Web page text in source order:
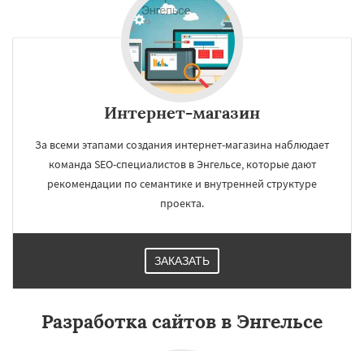
Интернет-магазин
За всеми этапами создания интернет-магазина наблюдает
команда SEO-специалистов в Энгельсе, которые дают
рекомендации по семантике и внутренней структуре
проекта.
ЗАКАЗАТЬ
Разработка сайтов в Энгельсе